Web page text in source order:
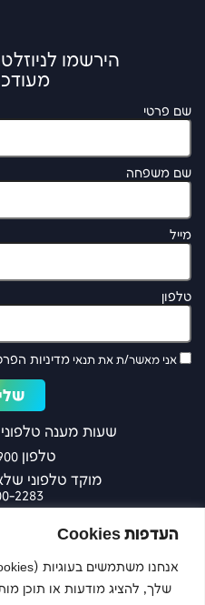
העדפות Cookies
שלך, להציג מודעות או תוכן
הירשמו
שם פרטי
שם משפחה
מייל
טלפון
אני מאשר/ת את תנאי מדיניות
שעות מענה טלפוני אנושי
טלפון
מוקד טלפוני
2283
צרו קשר